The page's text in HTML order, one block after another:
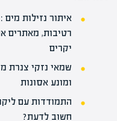
איתור נזילות
רטיבות, מאתרים
יקרים
שמאי נזקי צנרת
ומונע אסונות
התמודדות עם
חשוב לדעת?